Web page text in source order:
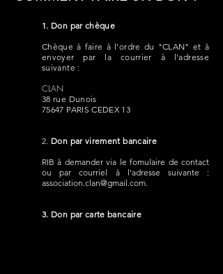
1. Don par chèque
Chèque à faire à l'ordre du "CLAN" et à
envoyer par la courrier à l'adresse
suivante :
CLAN
38 rue Dunois
75647 PARIS CEDEX 13
2. Don par virement bancaire
RIB à demander via le fomulaire de contact
ou par courriel à l'adresse suivante :
association.clan@gmail.com
3. Don par carte bancaire